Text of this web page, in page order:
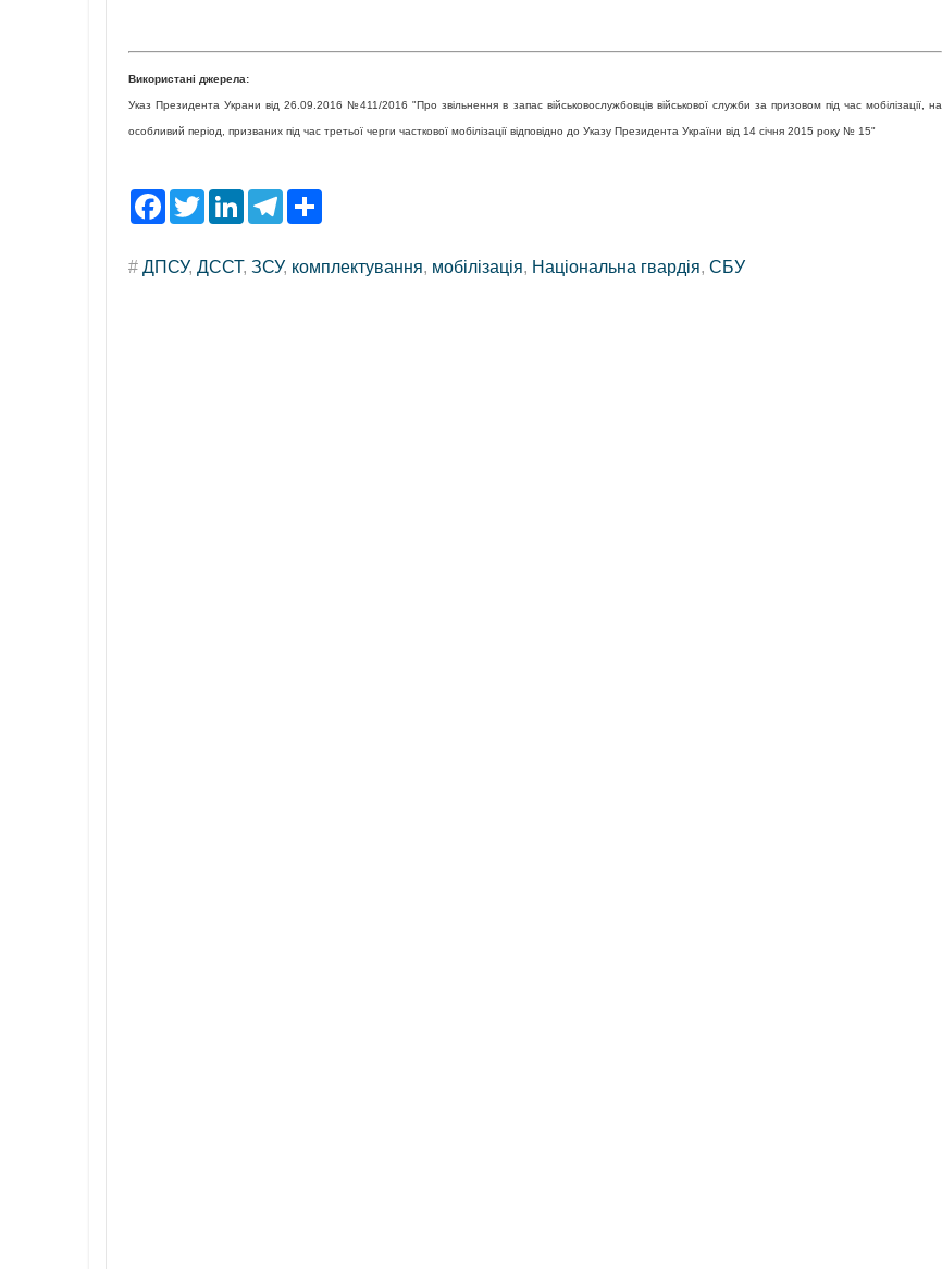
Використані джерела:
Указ Президента Украни від 26.09.2016 №411/2016 "Про звільнення в запас військовослужбовців військової служби за призовом під час мобілізації, на
особливий період, призваних під час третьої черги часткової мобілізації відповідно до Указу Президента України від 14 січня 2015 року № 15"
F
a
b
T
w
t
L
e
T
g
e
# ДПСУ, ДССТ, ЗСУ, комплектування, мобілізація, Національна гвардія, СБУ